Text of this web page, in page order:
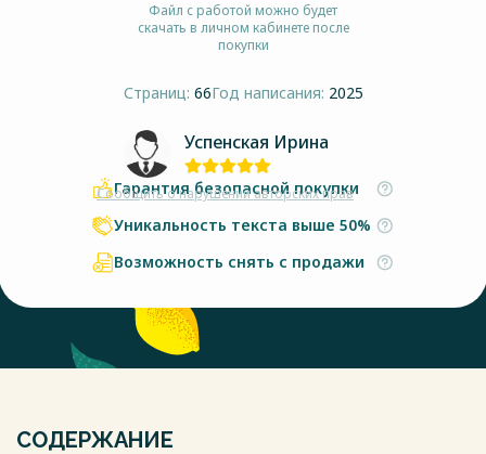
Файл с работой можно будет
скачать в личном кабинете после
покупки
Страниц: 66Год написания: 2025
Успенская Ирина
Сообщить о нарушении авторских прав
Гарантия безопасной покупки
Уникальность текста выше 50%
Возможность снять с продажи
СОДЕРЖАНИЕ